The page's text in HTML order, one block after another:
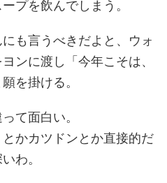
プを飲んでしまう。
も言うべきだよと、ウォ
ンに渡し「今年こそは、
を掛ける。
て面白い。
かカツドンとか直接的だ
わ。